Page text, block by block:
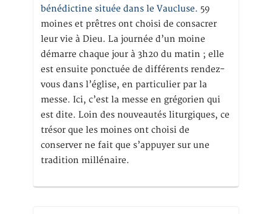
bénédictine située dans le Vaucluse. 59
moines et prêtres ont choisi de consacrer
leur vie à Dieu. La journée d’un moine
démarre chaque jour à 3h20 du matin ; elle
est ensuite ponctuée de différents rendez-
vous dans l’église, en particulier par la
messe. Ici, c’est la messe en grégorien qui
est dite. Loin des nouveautés liturgiques, ce
trésor que les moines ont choisi de
conserver ne fait que s’appuyer sur une
tradition millénaire.